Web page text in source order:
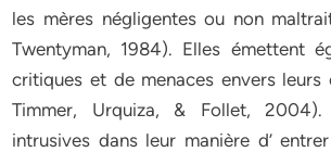
les mères négligentes ou non
Twentyman, 1984). Elles émettent
critiques et de menaces envers leurs
Timmer, Urquiza, & Follet,
intrusives dans leur manière d’